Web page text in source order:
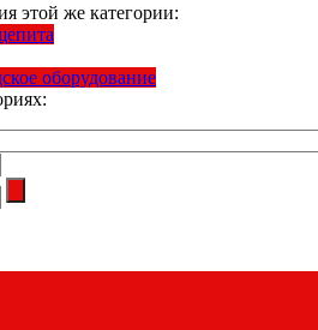
этой же категории:
оборудование